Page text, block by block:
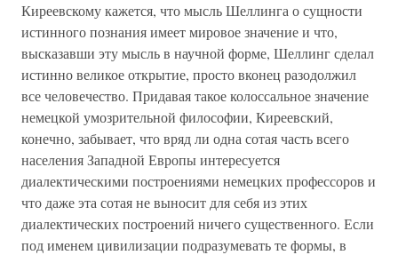
Киреевскому кажется, что мысль Шеллинга о сущности
истинного познания имеет мировое значение и что,
высказавши эту мысль в научной форме, Шеллинг сделал
истинно великое открытие, просто вконец разодолжил
все человечество. Придавая такое колоссальное значение
немецкой умозрительной философии, Киреевский,
конечно, забывает, что вряд ли одна сотая часть всего
населения Западной Европы интересуется
диалектическими построениями немецких профессоров и
что даже эта сотая не выносит для себя из этих
диалектических построений ничего существенного. Если
под именем цивилизации подразумевать те формы, в